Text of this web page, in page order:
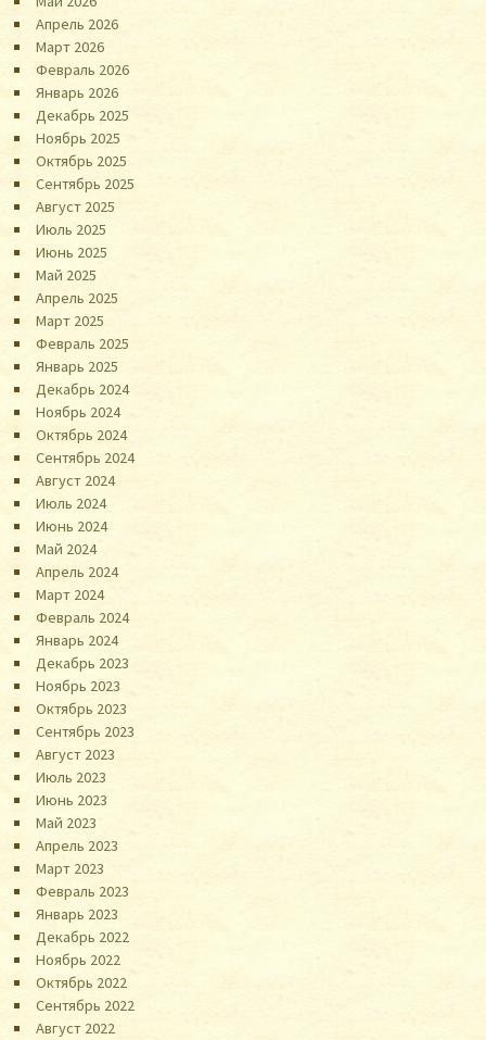
Апрель 2026
Март 2026
Февраль 2026
Январь 2026
Декабрь 2025
Ноябрь 2025
Октябрь 2025
Сентябрь 2025
Август 2025
Июль 2025
Июнь 2025
Май 2025
Апрель 2025
Март 2025
Февраль 2025
Январь 2025
Декабрь 2024
Ноябрь 2024
Октябрь 2024
Сентябрь 2024
Август 2024
Июль 2024
Июнь 2024
Май 2024
Апрель 2024
Март 2024
Февраль 2024
Январь 2024
Декабрь 2023
Ноябрь 2023
Октябрь 2023
Сентябрь 2023
Август 2023
Июль 2023
Июнь 2023
Май 2023
Апрель 2023
Март 2023
Февраль 2023
Январь 2023
Декабрь 2022
Ноябрь 2022
Октябрь 2022
Сентябрь 2022
Август 2022